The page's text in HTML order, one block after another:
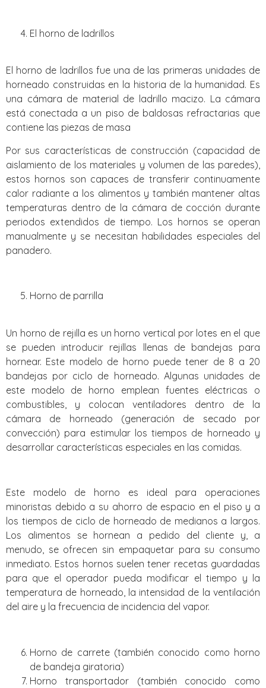
El horno de ladrillos
El horno de ladrillos fue una de las primeras unidades de
horneado construidas en la historia de la humanidad. Es
una cámara de material de ladrillo macizo. La cámara
está conectada a un piso de baldosas refractarias que
contiene las piezas de masa
Por sus características de construcción (capacidad de
aislamiento de los materiales y volumen de las paredes),
estos hornos son capaces de transferir continuamente
calor radiante a los alimentos y también mantener altas
temperaturas dentro de la cámara de cocción durante
periodos extendidos de tiempo. Los hornos se operan
manualmente y se necesitan habilidades especiales del
panadero.
Horno de parrilla
Un horno de rejilla es un horno vertical por lotes en el que
se pueden introducir rejillas llenas de bandejas para
hornear. Este modelo de horno puede tener de 8 a 20
bandejas por ciclo de horneado. Algunas unidades de
este modelo de horno emplean fuentes eléctricas o
combustibles, y colocan ventiladores dentro de la
cámara de horneado (generación de secado por
convección) para estimular los tiempos de horneado y
desarrollar características especiales en las comidas.
Este modelo de horno es ideal para operaciones
minoristas debido a su ahorro de espacio en el piso y a
los tiempos de ciclo de horneado de medianos a largos.
Los alimentos se hornean a pedido del cliente y, a
menudo, se ofrecen sin empaquetar para su consumo
inmediato. Estos hornos suelen tener recetas guardadas
para que el operador pueda modificar el tiempo y la
temperatura de horneado, la intensidad de la ventilación
del aire y la frecuencia de incidencia del vapor.
Horno de carrete (también conocido como horno
de bandeja giratoria)
Horno transportador (también conocido como